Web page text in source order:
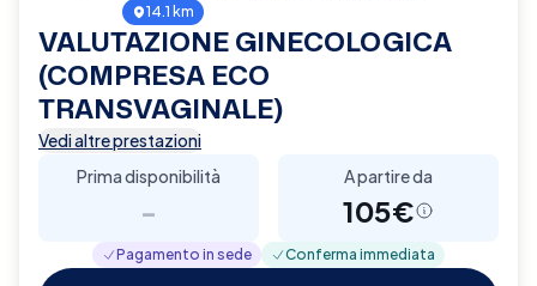
14.1 km
VALUTAZIONE GINECOLOGICA
(COMPRESA ECO
TRANSVAGINALE)
Vedi altre prestazioni
Prima disponibilità
-
A partire da
105€
Pagamento in sede Conferma immediata